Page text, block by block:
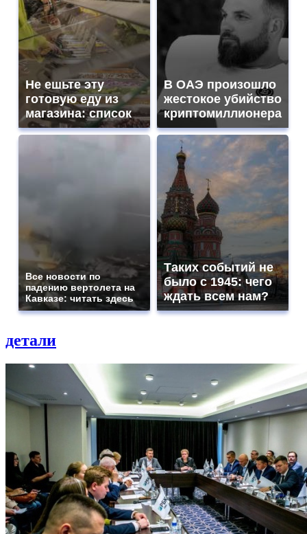
Не ешьте эту
готовую еду из
магазина: список
В ОАЭ произошло
жестокое убийство
криптомиллионера
Все новости по
падению вертолета на
Кавказе: читать здесь
Таких событий не
было с 1945: чего
ждать всем нам?
детали